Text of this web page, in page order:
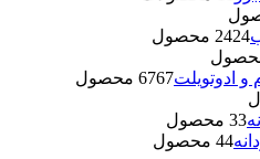
2424 محصول
ادوتویلت
6767 محصول
33 محصول
44 محصول